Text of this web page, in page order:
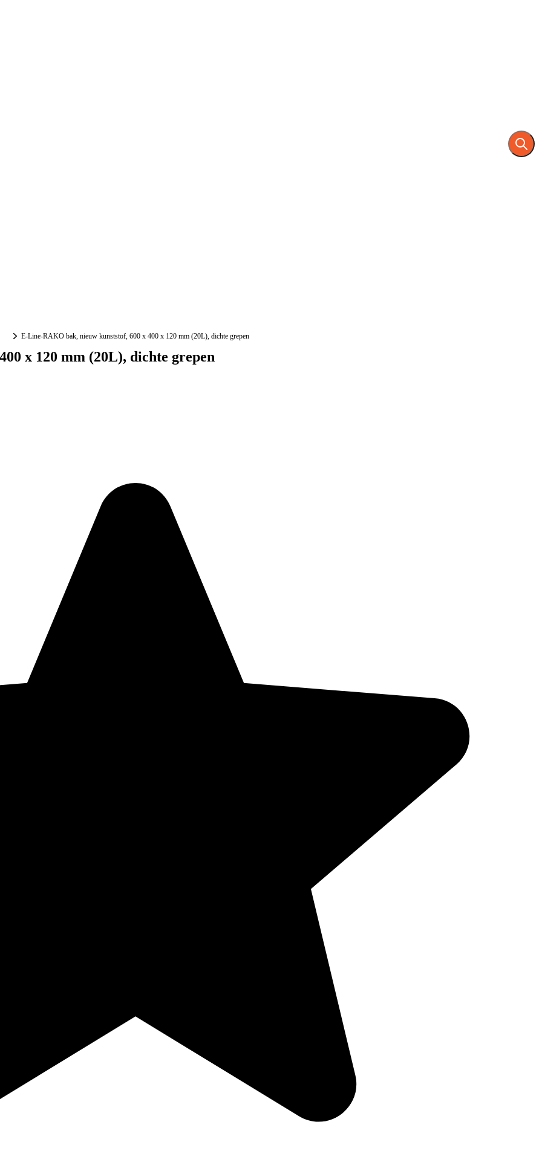
E-Line-RAKO bak, nieuw kunststof, 600 x 400 x 120 mm (20L), dichte grepen
x 120 mm (20L), dichte grepen